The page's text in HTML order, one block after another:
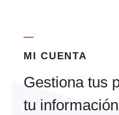
MI CUENTA
Gestiona tus
tu